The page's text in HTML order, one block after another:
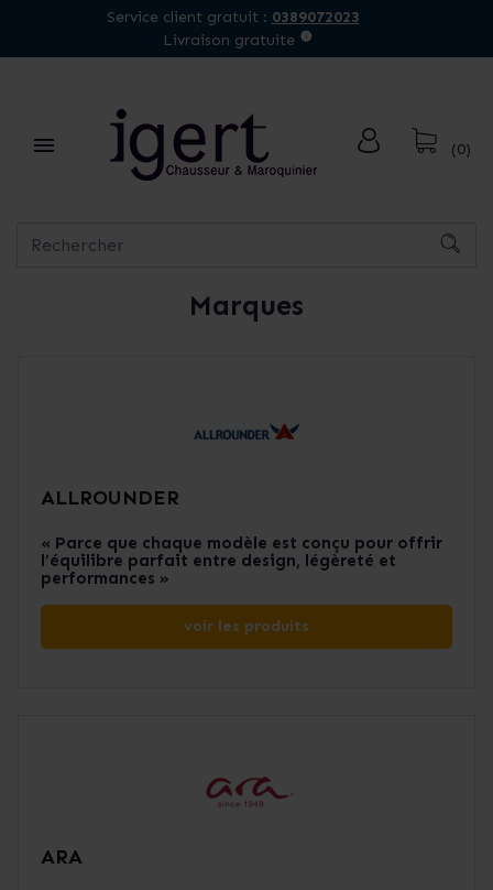
Service client gratuit : 0389072023
Livraison gratuite
 (0)
Marques
ALLROUNDER
« Parce que chaque modèle est conçu pour offrir
l’équilibre parfait entre design, légèreté et
performances »
voir les produits
ARA